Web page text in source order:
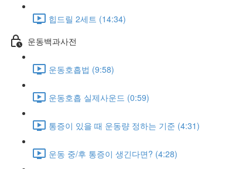
힙드릴 2세트 (14:34)
운동백과사전
운동호흡법 (9:58)
운동호흡 실제사운드 (0:59)
통증이 있을 때 운동량 정하는 기준 (4:31)
운동 중/후 통증이 생긴다면? (4:28)